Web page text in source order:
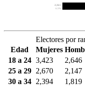
2,361
6.3%
Electores por
Edad
Mujeres
18 a 24 3,423 2,646
25 a 29
2,670 2,147
30 a 34
2,394 1,819